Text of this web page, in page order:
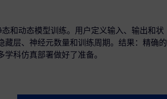
和动态模型训练。用户定义输入、输出和状
层、神经元数量和训练周期。结果：精确的
科仿真部署做好了准备。